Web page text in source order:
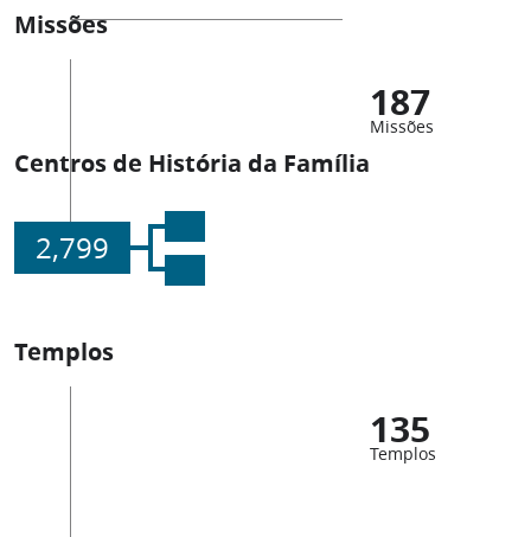
Missões
187
Missões
Centros de História da Família
2,799
Templos
135
Templos